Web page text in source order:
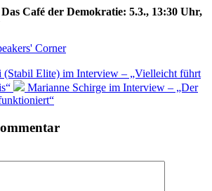
Café der Demokratie: 5.3., 13:30 Uhr,
Corner
(Stabil Elite) im Interview – „Vielleicht führt
Marianne Schirge im Interview – „Der